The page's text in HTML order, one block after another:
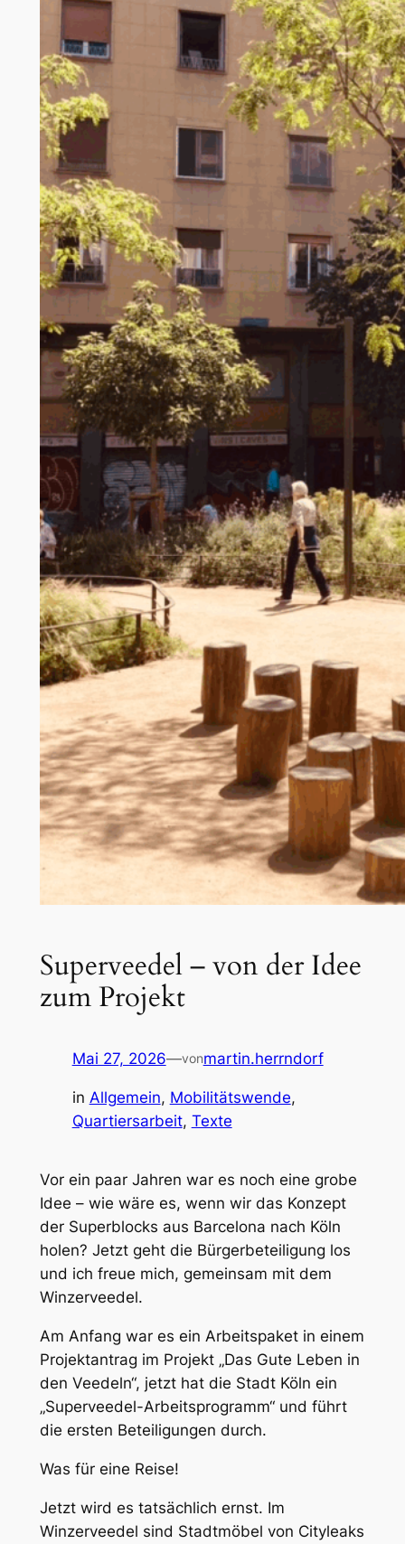
Superveedel – von der Idee
zum Projekt
Mai 27, 2026—vonmartin.herrndorf
in Allgemein, Mobilitätswende
Quartiersarbeit, Texte
Vor ein paar Jahren war es noch eine grobe
Idee – wie wäre es, wenn wir das Konzept
der Superblocks aus Barcelona nach Köln
holen? Jetzt geht die Bürgerbeteiligung los
und ich freue mich, gemeinsam mit dem
Winzerveedel.
Am Anfang war es ein Arbeitspaket in einem
Projektantrag im Projekt „Das Gute Leben in
den Veedeln“, jetzt hat die Stadt Köln ein
„Superveedel-Arbeitsprogramm“ und führt
die ersten Beteiligungen durch.
Was für eine Reise!
Jetzt wird es tatsächlich ernst. Im
Winzerveedel sind Stadtmöbel von Cityleaks